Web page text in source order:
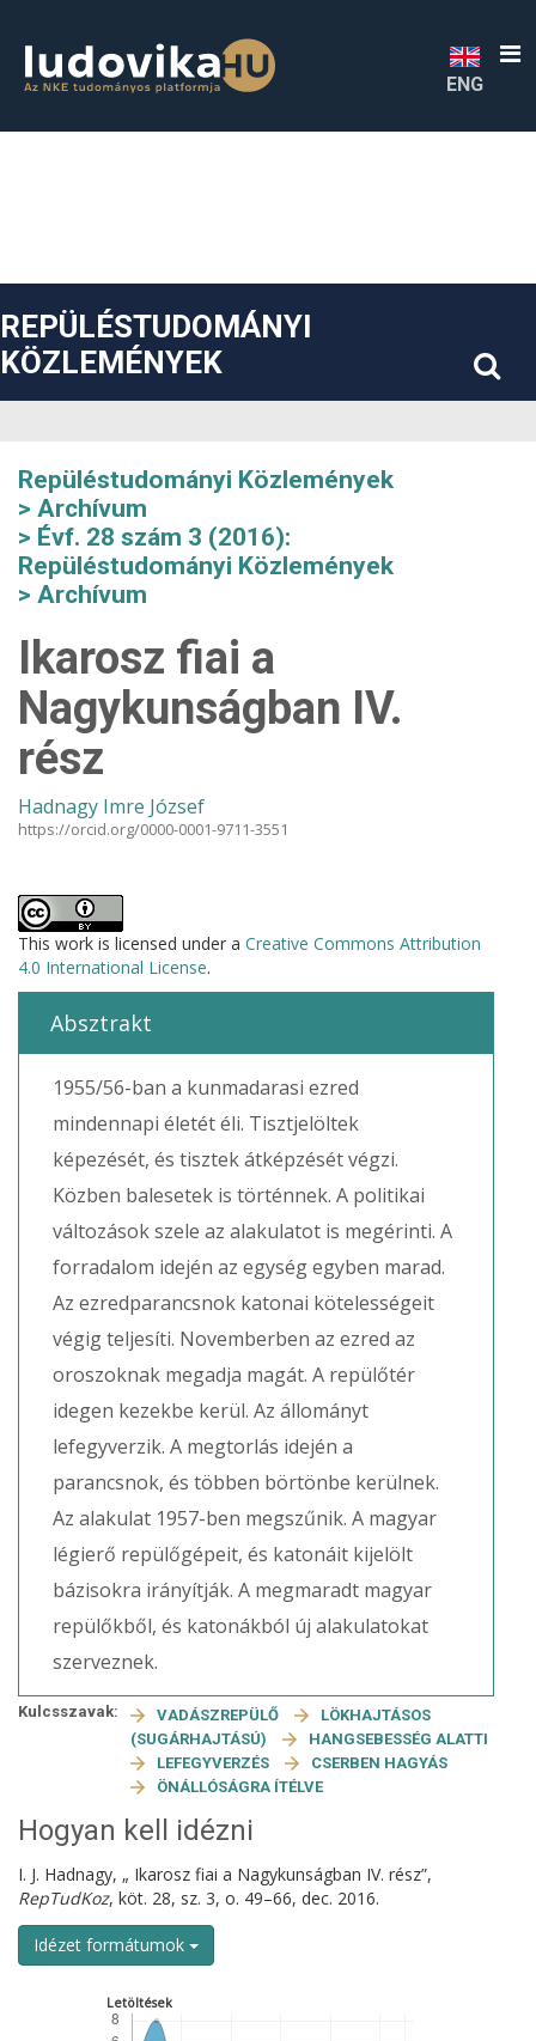
##plugins.themes.bootstrap3.accessible_menu.sidebar##
ENG
REPÜLÉSTUDOMÁNYI
KÖZLEMÉNYEK
Repüléstudományi Közlemények
Archívum
Évf. 28 szám 3 (2016):
Repüléstudományi Közlemények
Archívum
Ikarosz fiai a
Nagykunságban IV.
rész
Hadnagy Imre József
https://orcid.org/0000-0001-9711-3551
This work is licensed under a Creative Commons Attribution
4.0 International License.
Absztrakt
1955/56-ban a kunmadarasi ezred
mindennapi életét éli. Tisztjelöltek
képezését, és tisztek átképzését végzi.
Közben balesetek is történnek. A politikai
változások szele az alakulatot is megérinti. A
forradalom idején az egység egyben marad.
Az ezredparancsnok katonai kötelességeit
végig teljesíti. Novemberben az ezred az
oroszoknak megadja magát. A repülőtér
idegen kezekbe kerül. Az állományt
lefegyverzik. A megtorlás idején a
parancsnok, és többen börtönbe kerülnek.
Az alakulat 1957-ben megszűnik. A magyar
légierő repülőgépeit, és katonáit kijelölt
bázisokra irányítják. A megmaradt magyar
repülőkből, és katonákból új alakulatokat
szerveznek.
Kulcsszavak: VADÁSZREPÜLŐ
LÖKHAJTÁSOS
(SUGÁRHAJTÁSÚ)
HANGSEBESSÉG ALATTI
LEFEGYVERZÉS
CSERBEN HAGYÁS
ÖNÁLLÓSÁGRA ÍTÉLVE
Hogyan kell idézni
I. J. Hadnagy, „ Ikarosz fiai a Nagykunságban IV. rész”,
RepTudKoz, köt. 28, sz. 3, o. 49–66, dec. 2016.
Idézet formátumok
Letöltések